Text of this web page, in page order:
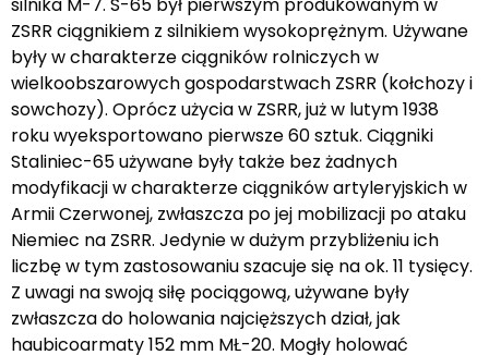
ZSRR ciągnikiem z silnikiem wysokoprężnym. Używane
były w charakterze ciągników rolniczych w
wielkoobszarowych gospodarstwach ZSRR (kołchozy i
sowchozy). Oprócz użycia w ZSRR, już w lutym 1938
roku wyeksportowano pierwsze 60 sztuk. Ciągniki
Staliniec-65 używane były także bez żadnych
modyfikacji w charakterze ciągników artyleryjskich w
Armii Czerwonej, zwłaszcza po jej mobilizacji po ataku
Niemiec na ZSRR. Jedynie w dużym przybliżeniu ich
liczbę w tym zastosowaniu szacuje się na ok. 11 tysięcy.
Z uwagi na swoją siłę pociągową, używane były
zwłaszcza do holowania najcięższych dział, jak
haubicoarmaty 152 mm MŁ-20. Mogły holować